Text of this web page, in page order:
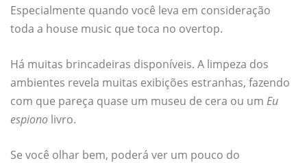
Especialmente quando você leva em consideração
toda a house music que toca no overtop.
Há muitas brincadeiras disponíveis. A limpeza dos
ambientes revela muitas exibições estranhas, fazendo
com que pareça quase um museu de cera ou um Eu
espiono livro.
Se você olhar bem, poderá ver um pouco do